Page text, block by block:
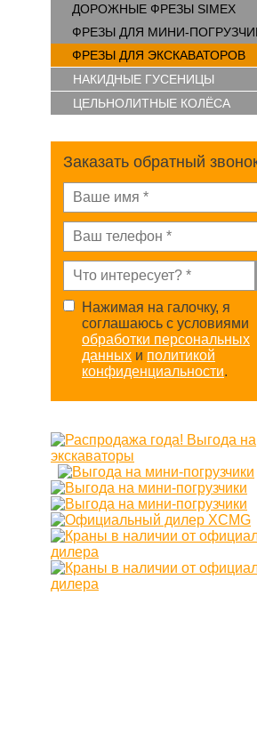
ДОРОЖНЫЕ ФРЕЗЫ SIMEX
ФРЕЗЫ ДЛЯ МИНИ-
ФРЕЗЫ ДЛЯ ЭКСКАВАТОРОВ
НАКИДНЫЕ ГУСЕНИЦЫ
ЦЕЛЬНОЛИТНЫЕ КОЛЁСА
Заказать обратный
Нажимая на галочку, я
соглашаюсь с условиями
обработки персональных
данных и политикой
конфиденциальности.